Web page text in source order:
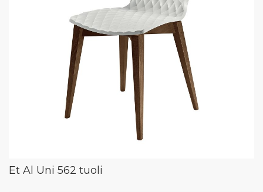
Et Al Uni 562 tuoli